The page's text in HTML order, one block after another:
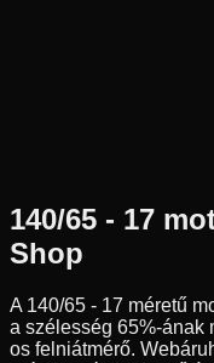
140/65 - 17
Shop
A 140/65 - 17 méretű
a szélesség 65%-ának
os felniátmérő.